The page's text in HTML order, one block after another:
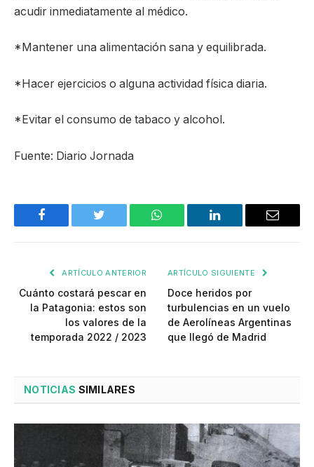
acudir inmediatamente al médico.
*Mantener una alimentación sana y equilibrada.
*Hacer ejercicios o alguna actividad física diaria.
*Evitar el consumo de tabaco y alcohol.
Fuente: Diario Jornada
Facebook Twitter WhatsApp LinkedIn Email
ARTÍCULO ANTERIOR
Cuánto costará pescar en
la Patagonia: estos son
los valores de la
temporada 2022 / 2023
ARTÍCULO SIGUIENTE
Doce heridos por
turbulencias en un vuelo
de Aerolíneas Argentinas
que llegó de Madrid
NOTICIAS SIMILARES